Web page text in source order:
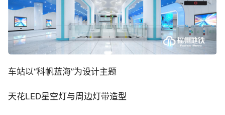
车站以“科帆蓝海”为设计主题
天花LED星空灯与周边灯带造型